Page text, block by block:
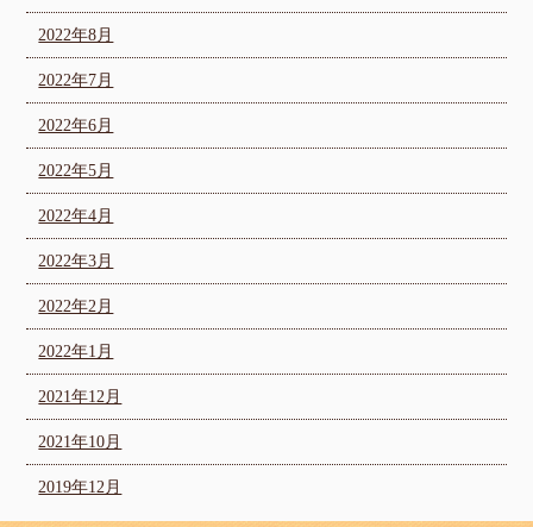
2022年8月
2022年7月
2022年6月
2022年5月
2022年4月
2022年3月
2022年2月
2022年1月
2021年12月
2021年10月
2019年12月